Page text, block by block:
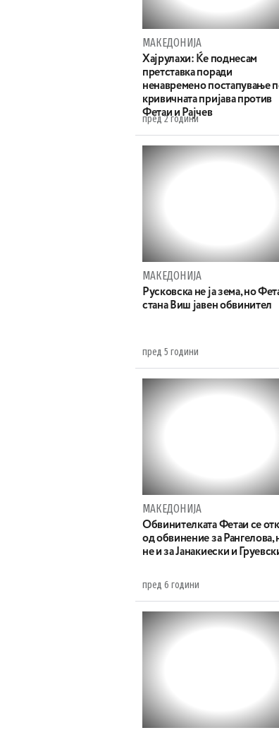
МАКЕДОНИЈА
Хајрулахи: Ќе поднесам
претставка поради
ненавремено постапување
кривичната пријава против
Фетаи и Рајчев
пред 2 години
МАКЕДОНИЈА
Русковска не ја зема, но
стана Виш јавен обвинител
пред 5 години
МАКЕДОНИЈА
Обвинителката Фетаи се
од обвинение за Рангелова,
не и за Јанакиески и
пред 6 години